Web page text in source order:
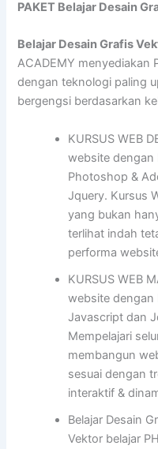
PAKET Belajar Desain
Belajar Desain Grafis
ACADEMY menyediakan
dengan teknologi paling
bergengsi berdasarkan
KURSUS WEB
website dengan
Photoshop &
Jquery. Kursus
yang bukan
terlihat indah
performa
KURSUS WEB
website dengan
Javascript dan
Mempelajari
membangun
sesuai dengan
interaktif &
Belajar Desain
Vektor belajar